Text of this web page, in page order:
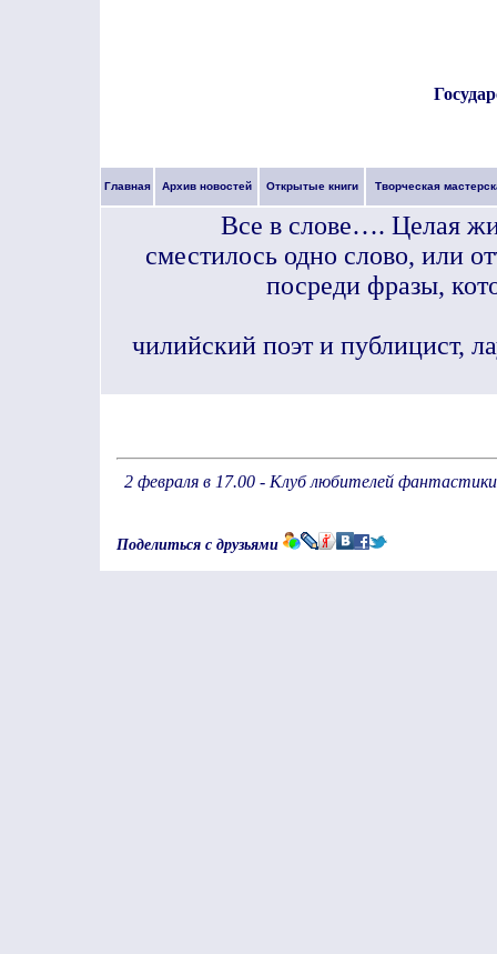
Главная Архив новостей Открытые книги Творческая
Все в слове…. Целая
сместилось одно слово, или
посреди фразы,
чилийский поэт и публицист,
2 февраля в 17.00 - Клуб любителей
Поделиться с друзьями